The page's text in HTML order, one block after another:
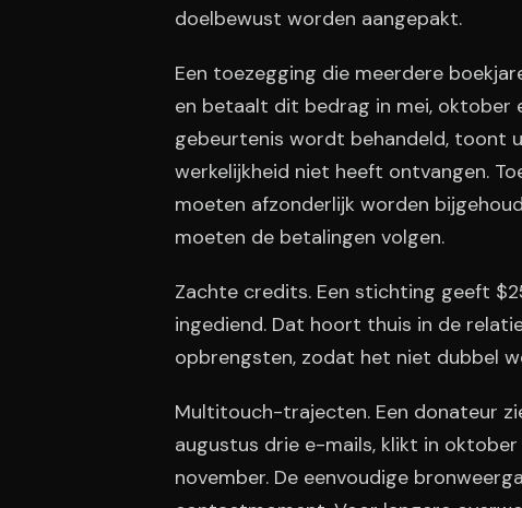
doelbewust worden aangepakt.
Een toezegging die meerdere
en betaalt dit bedrag in mei, oktober
gebeurtenis wordt behandeld, toont
werkelijkheid niet heeft ontvangen.
moeten afzonderlijk worden
moeten de betalingen volgen.
Zachte credits. Een stichting geeft
ingediend. Dat hoort thuis in de
opbrengsten, zodat het niet dubbel
Multitouch-trajecten. Een donateur
augustus drie e-mails, klikt in
november. De eenvoudige